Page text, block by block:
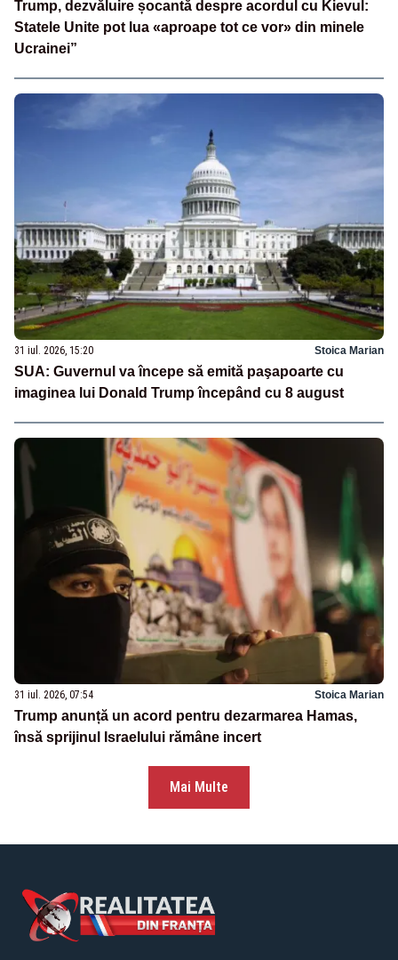
Trump, dezvăluire șocantă despre acordul cu Kievul:
Statele Unite pot lua «aproape tot ce vor» din minele
Ucrainei”
31 iul. 2026, 15:20 Stoica Marian
SUA: Guvernul va începe să emită paşapoarte cu
imaginea lui Donald Trump începând cu 8 august
31 iul. 2026, 07:54 Stoica Marian
Trump anunță un acord pentru dezarmarea Hamas,
însă sprijinul Israelului rămâne incert
Mai Multe